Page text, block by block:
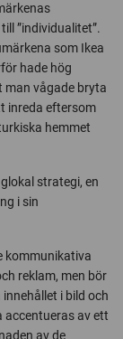
”individualitet”.
som Ikea
hade hög
man vågade bryta
inreda eftersom
hemmet
strategi, en
i sin
kommunikativa
reklam, men bör
i bild och
accentueras av ett
av de